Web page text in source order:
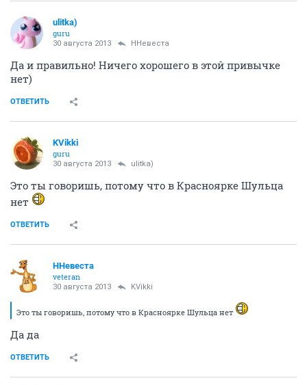
ulitka)
guru
30 августа 2013 ННевеста
Да и правильно! Ничего хорошего в этой привычке
нет)
ОТВЕТИТЬ
KVikki
guru
30 августа 2013 ulitka)
Это ты говоришь, потому что в Красноярке Шульца
нет
ОТВЕТИТЬ
ННевеста
veteran
30 августа 2013 KVikki
Это ты говоришь, потому что в Красноярке Шульца нет
Да да
ОТВЕТИТЬ